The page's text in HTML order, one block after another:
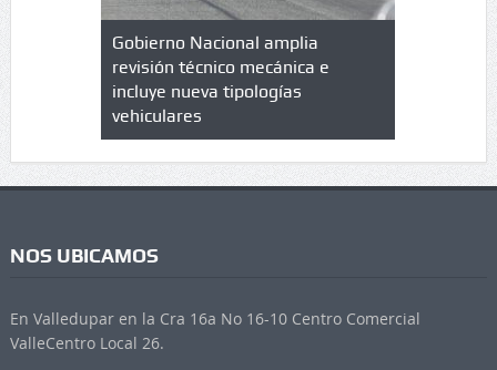
de
en
Gobierno Nacional amplia
revisión técnico mecánica e
incluye nueva tipologías
vehiculares
NOS UBICAMOS
En Valledupar en la Cra 16a No 16-10 Centro Comercial
ValleCentro Local 26.